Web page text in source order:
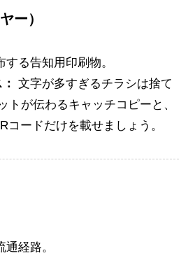
ー）
る告知用印刷物。
文字が多すぎるチラシは捨て
トが伝わるキャッチコピーと、
コードだけを載せましょう。
経路。